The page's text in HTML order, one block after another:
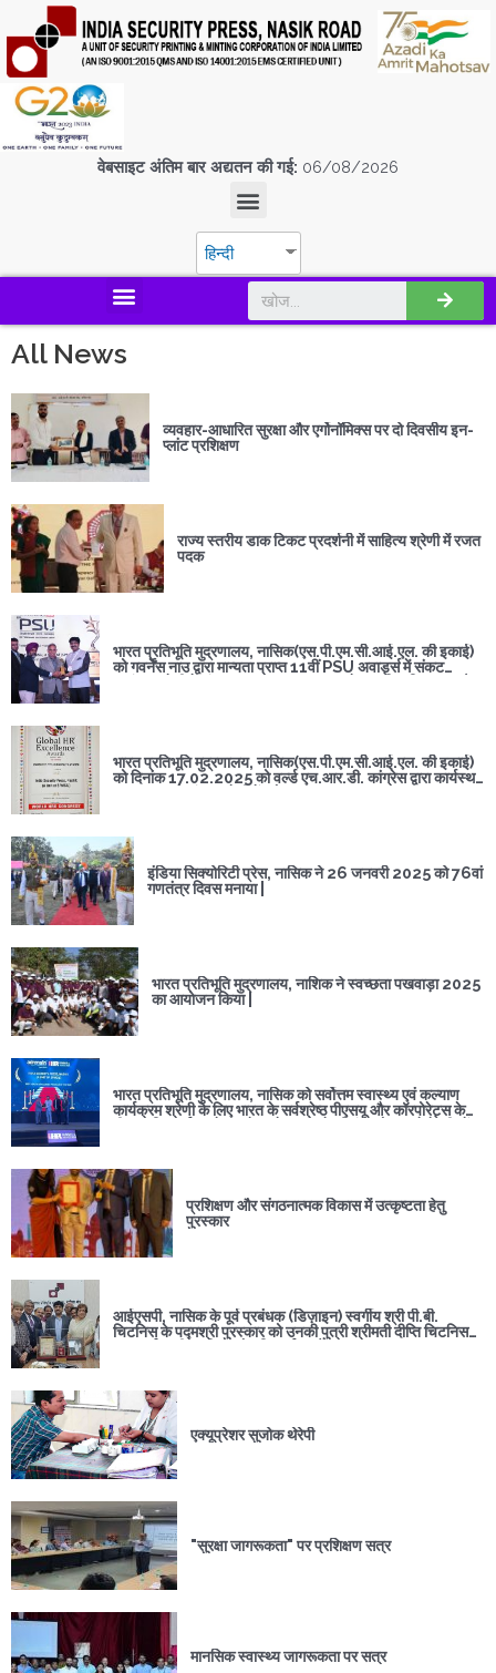
वेबसाइट अंतिम बार अद्यतन की गई: 06/08/2026
हिन्दी
All News
व्यवहार-आधारित सुरक्षा और एर्गोनॉमिक्स पर दो दिवसीय इन-
प्लांट प्रशिक्षण
राज्य स्तरीय डाक टिकट प्रदर्शनी में साहित्य श्रेणी में रजत
पदक
भारत प्रतिभूति मुद्रणालय, नासिक(एस.पी.एम.सी.आई.एल. की इकाई)
को गवर्नेंस नाउ द्वारा मान्यता प्राप्त 11वीं PSU अवार्ड्स में संकट
भारत प्रतिभूति मुद्रणालय, नासिक(एस.पी.एम.सी.आई.एल. की इकाई)
को दिनांक 17.02.2025 को वर्ल्ड एच.आर.डी. कांग्रेस द्वारा कार्यस्थल
इंडिया सिक्योरिटी प्रेस, नासिक ने 26 जनवरी 2025 को 76वां
गणतंत्र दिवस मनाया |
भारत प्रतिभूति मुद्रणालय, नाशिक ने स्वच्छता पखवाड़ा 2025
का आयोजन किया |
भारत प्रतिभूति मुद्रणालय, नासिक को सर्वोत्तम स्वास्थ्य एवं कल्याण
कार्यक्रम श्रेणी के लिए भारत के सर्वश्रेष्ठ पीएसयू और कॉरपोरेट्स के
प्रशिक्षण और संगठनात्मक विकास में उत्कृष्टता हेतु
पुरस्कार
आईएसपी, नासिक के पूर्व प्रबंधक (डिज़ाइन) स्वर्गीय श्री पी.बी.
चिटनिस के पद्मश्री पुरस्कार को उनकी पुत्री श्रीमती दीप्ति चिटनिस
एक्यूप्रेशर सुजोक थेरेपी
"सुरक्षा जागरूकता" पर प्रशिक्षण सत्र
मानसिक स्वास्थ्य जागरूकता पर सत्र